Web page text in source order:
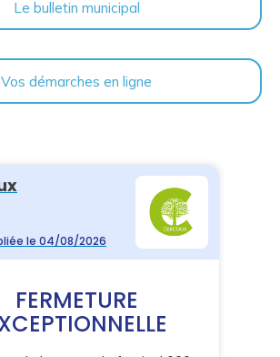
Le bulletin municipal
Vos démarches en ligne